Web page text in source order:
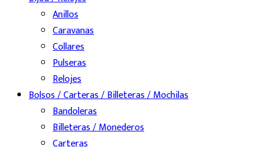
Anillos
Caravanas
Collares
Pulseras
Relojes
Bolsos / Carteras / Billeteras / Mochilas
Bandoleras
Billeteras / Monederos
Carteras